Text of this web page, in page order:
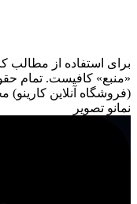
برای استفاده از مطالب
«منبع» کافیست. تمام
(فروشگاه آنلاین
نمانو تصویر